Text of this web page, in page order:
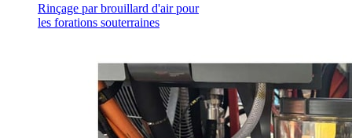
Rinçage par brouillard d'air pour
les forations souterraines